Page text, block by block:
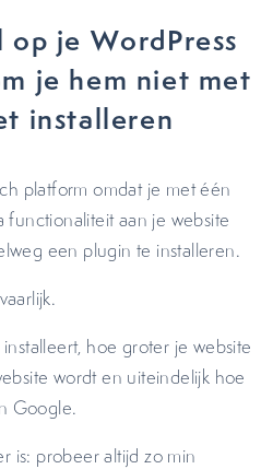
op je WordPress
je hem niet met
installeren
platform omdat je met één
aan je website
een plugin te installeren.
hoe groter je website
wordt en uiteindelijk hoe
Google.
is: probeer altijd zo min